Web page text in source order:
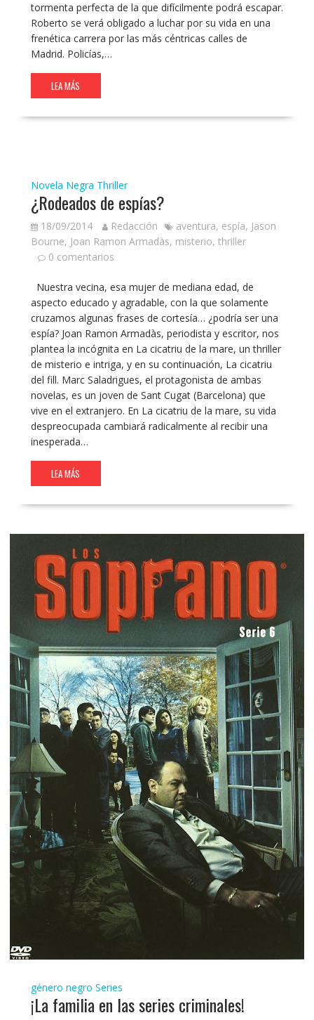
tormenta perfecta de la que difícilmente podrá escapar.
Roberto se verá obligado a luchar por su vida en una
frenética carrera por las más céntricas calles de
Madrid. Policías,…
LEA MÁS
Novela Negra Thriller
¿Rodeados de espías?
18/09/2014 Redacción aventura, espía, Jason
Bourne, Joan Ramon Armadàs, misterio, thriller
0 comentarios
Nuestra vecina, esa mujer de mediana edad, de
aspecto educado y agradable, con la que solamente
cruzamos algunas frases de cortesía… ¿podría ser una
espía? Joan Ramon Armadàs, periodista y escritor, nos
plantea la incógnita en La cicatriu de la mare, un thriller
de misterio e intriga, y en su continuación, La cicatriu
del fill. Marc Saladrigues, el protagonista de ambas
novelas, es un joven de Sant Cugat (Barcelona) que
vive en el extranjero. En La cicatriu de la mare, su vida
despreocupada cambiará radicalmente al recibir una
inesperada…
LEA MÁS
género negro Series
¡La familia en las series criminales!